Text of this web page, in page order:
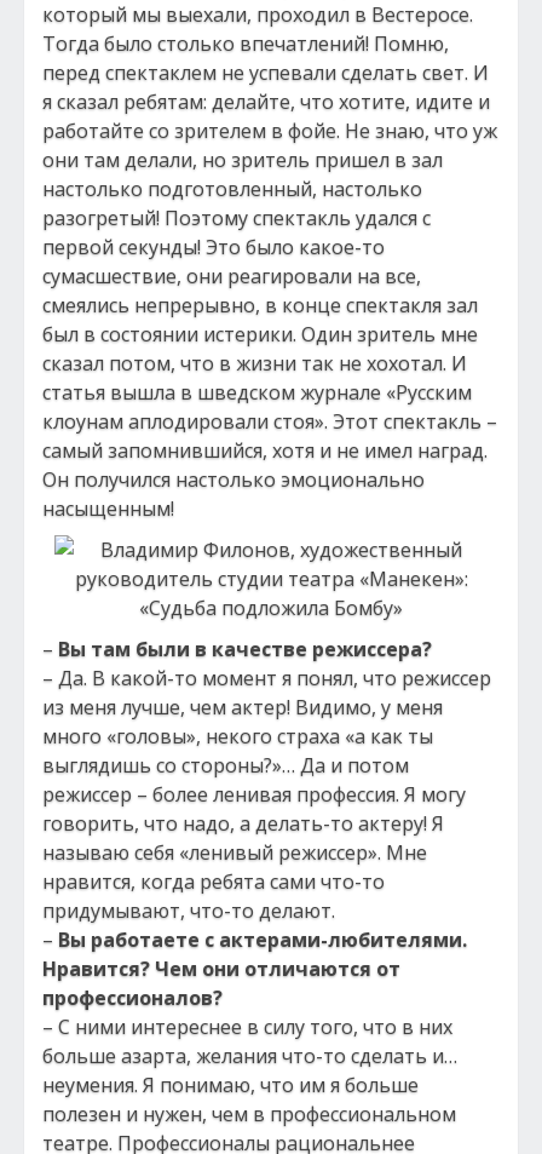
который мы выехали, проходил в Вестеросе.
Тогда было столько впечатлений! Помню,
перед спектаклем не успевали сделать свет. И
я сказал ребятам: делайте, что хотите, идите и
работайте со зрителем в фойе. Не знаю, что уж
они там делали, но зритель пришел в зал
настолько подготовленный, настолько
разогретый! Поэтому спектакль удался с
первой секунды! Это было какое-то
сумасшествие, они реагировали на все,
смеялись непрерывно, в конце спектакля зал
был в состоянии истерики. Один зритель мне
сказал потом, что в жизни так не хохотал. И
статья вышла в шведском журнале «Русским
клоунам аплодировали стоя». Этот спектакль –
самый запомнившийся, хотя и не имел наград.
Он получился настолько эмоционально
насыщенным!
– Вы там были в качестве режиссера?
– Да. В какой-то момент я понял, что режиссер
из меня лучше, чем актер! Видимо, у меня
много «головы», некого страха «а как ты
выглядишь со стороны?»… Да и потом
режиссер – более ленивая профессия. Я могу
говорить, что надо, а делать-то актеру! Я
называю себя «ленивый режиссер». Мне
нравится, когда ребята сами что-то
придумывают, что-то делают.
– Вы работаете с актерами-любителями.
Нравится? Чем они отличаются от
профессионалов?
– С ними интереснее в силу того, что в них
больше азарта, желания что-то сделать и…
неумения. Я понимаю, что им я больше
полезен и нужен, чем в профессиональном
театре. Профессионалы рациональнее